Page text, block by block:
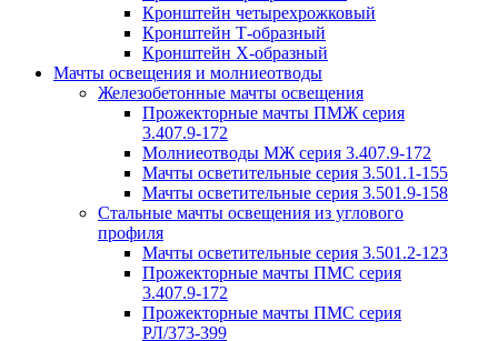
Кронштейн четырехрожковый
Кронштейн Т-образный
Кронштейн Х-образный
Мачты освещения и молниеотводы
Железобетонные мачты освещения
Прожекторные мачты ПМЖ серия
3.407.9-172
Молниеотводы МЖ серия 3.407.9-172
Мачты осветительные серия 3.501.1-155
Мачты осветительные серия 3.501.9-158
Стальные мачты освещения из углового
профиля
Мачты осветительные серия 3.501.2-123
Прожекторные мачты ПМС серия
3.407.9-172
Прожекторные мачты ПМС серия
РЛ/373-399